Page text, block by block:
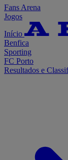
Fans Arena
Jogos
Início
Benfica
Sporting
FC Porto
Resultados e